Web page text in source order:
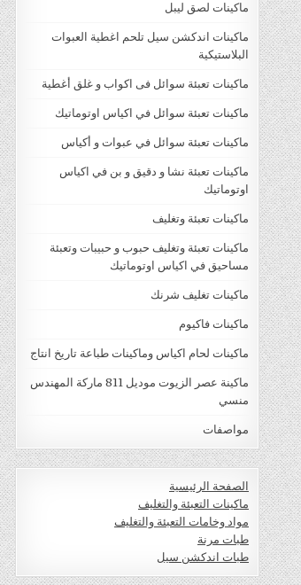
ماكينات لصق ليبل
ماكينات اندكشن سيل تلحم اغطية العبوات
البلاستيكية
ماكينات تعبئة سوائل فى اكواب و غلق أغطية
ماكينات تعبئة سوائل في اكياس اوتوماتيك
ماكينات تعبئة سوائل في عبوات و أكياس
ماكينات تعبئة نشا و دقيق و بن في اكياس
اوتوماتيك
ماكينات تعبئة وتغليف
ماكينات تعبئة وتغليف حبوب و حبيبات وتعبئة
مساحيق في اكياس اوتوماتيك
ماكينات تغليف شرنك
ماكينات فاكيوم
ماكينات لحام اكياس وماكينات طباعة تاريخ انتاج
ماكينة عصر الزيوت موديل 811 ماركة المهندس
منسي
مواصفات
الصفحة الرئيسية
ماكينات التعبئة والتغليف
مواد وخامات التعبئة والتغليف
طبات مرنة
طبات اندكشن سيل